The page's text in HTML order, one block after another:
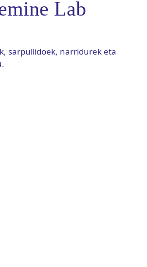
Lab
sarpullidoek, narridurek eta